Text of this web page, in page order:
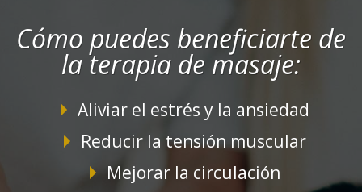
Cómo puedes beneficiarte de
la terapia de masaje:
Aliviar el estrés y la ansiedad
Reducir la tensión muscular
Mejorar la circulación